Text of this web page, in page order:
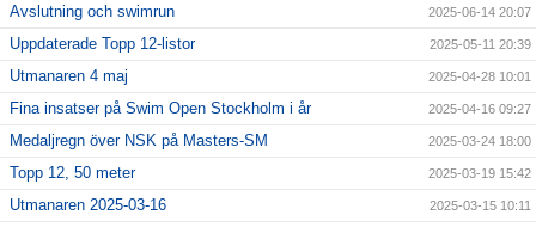
Avslutning och swimrun 2025-06-14 20:07
Uppdaterade Topp 12-listor 2025-05-11 20:39
Utmanaren 4 maj 2025-04-28 10:01
Fina insatser på Swim Open Stockholm i år 2025-04-16 09:27
Medaljregn över NSK på Masters-SM 2025-03-24 18:00
Topp 12, 50 meter 2025-03-19 15:42
Utmanaren 2025-03-16 2025-03-15 10:11